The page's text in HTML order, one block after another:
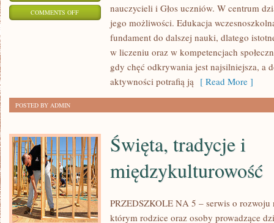
COMMENTS OFFON
nauczycieli i Głos uczniów. W centrum
jego możliwości. Edukacja
fundament do dalszej nauki, dlatego
w liczeniu oraz w kompetencjach
gdy chęć odkrywania jest najsilniejsza, a
aktywności potrafią ją [ Read More ]
POSTED BY ADMIN
Święta, tradycje i
międzykulturowość
PRZEDSZKOLE NA 5 – serwis o rozwoju
którym rodzice oraz osoby prowadzące